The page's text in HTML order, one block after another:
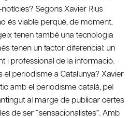
Segons Xavier Rius
és viable perquè, de moment,
tenen també una tecnologia
tenen un factor diferencial: un
i professional de la informació.
el periodisme a Catalunya? Xavier
amb el periodisme català, pel
al marge de publicar certes
de ser “sensacionalistes”. Amb